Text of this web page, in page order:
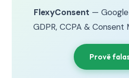
FlexyConsent —
GDPR, CCPA & Consent
Provë